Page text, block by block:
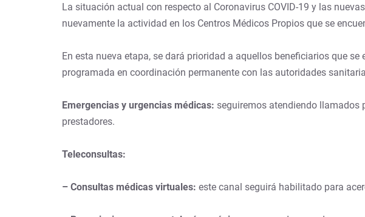
La situación actual con respecto al Coronavirus COVID-19 y las
nuevamente la actividad en los Centros Médicos Propios que se
En esta nueva etapa, se dará prioridad a aquellos beneficiarios que
programada en coordinación permanente con las autoridades
Emergencias y urgencias médicas: seguiremos atendiendo llamados
prestadores.
Teleconsultas:
– Consultas médicas virtuales: este canal seguirá habilitado para